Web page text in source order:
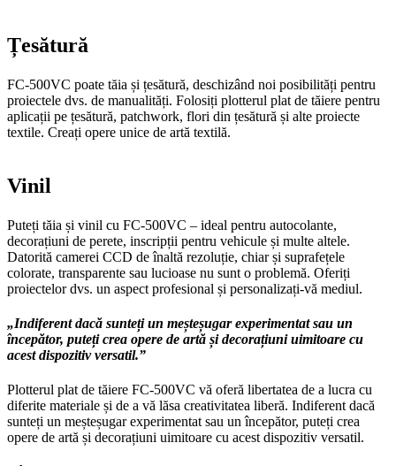
Țesătură
FC-500VC poate tăia și țesătură, deschizând noi posibilități pentru
proiectele dvs. de manualități. Folosiți plotterul plat de tăiere pentru
aplicații pe țesătură, patchwork, flori din țesătură și alte proiecte
textile. Creați opere unice de artă textilă.
Vinil
Puteți tăia și vinil cu FC-500VC – ideal pentru autocolante,
decorațiuni de perete, inscripții pentru vehicule și multe altele.
Datorită camerei CCD de înaltă rezoluție, chiar și suprafețele
colorate, transparente sau lucioase nu sunt o problemă. Oferiți
proiectelor dvs. un aspect profesional și personalizați-vă mediul.
„Indiferent dacă sunteți un meșteșugar experimentat sau un
începător, puteți crea opere de artă și decorațiuni uimitoare cu
acest dispozitiv versatil.”
Plotterul plat de tăiere FC-500VC vă oferă libertatea de a lucra cu
diferite materiale și de a vă lăsa creativitatea liberă. Indiferent dacă
sunteți un meșteșugar experimentat sau un începător, puteți crea
opere de artă și decorațiuni uimitoare cu acest dispozitiv versatil.